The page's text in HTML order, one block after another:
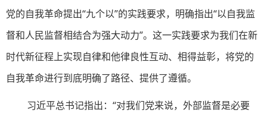
党的自我革命提出“九个以”的实践要求，明确指出“以自我监
督和人民监督相结合为强大动力”。这一实践要求为我们在新
时代新征程上实现自律和他律良性互动、相得益彰，将党的
自我革命进行到底明确了路径、提供了遵循。
习近平总书记指出：“对我们党来说，外部监督是必要